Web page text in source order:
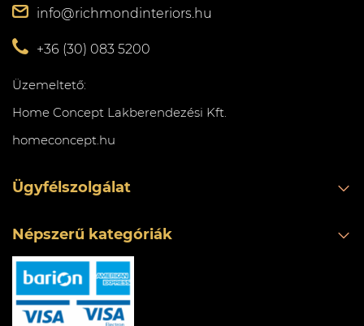
info@richmondinteriors.hu
+36 (30) 083 5200
Üzemeltető:
Home Concept Lakberendezési Kft.
homeconcept.hu
Ügyfélszolgálat
Népszerű kategóriák